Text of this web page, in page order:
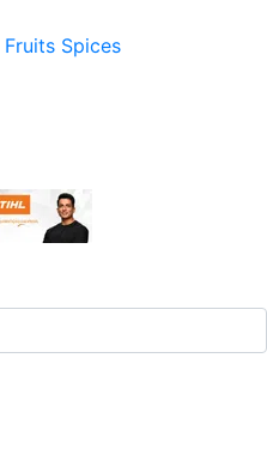
Fruits Spices